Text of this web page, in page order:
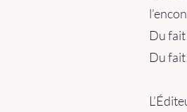
Du fait
Du